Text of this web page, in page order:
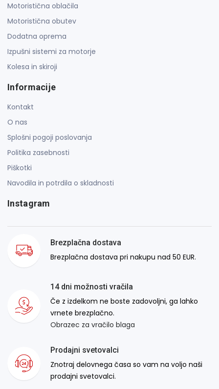
Motoristična oblačila
Motoristična obutev
Dodatna oprema
Izpušni sistemi za motorje
Kolesa in skiroji
Informacije
Kontakt
O nas
Splošni pogoji poslovanja
Politika zasebnosti
Piškotki
Navodila in potrdila o skladnosti
Instagram
Brezplačna dostava
Brezplačna dostava pri nakupu nad 50 EUR.
14 dni možnosti vračila
Če z izdelkom ne boste zadovoljni, ga lahko
vrnete brezplačno.
Obrazec za vračilo blaga
Prodajni svetovalci
Znotraj delovnega časa so vam na voljo naši
prodajni svetovalci.